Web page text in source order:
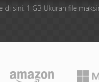
di sini. 1 GB Ukuran file